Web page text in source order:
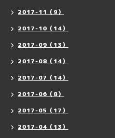
2017-11（9）
2017-10（14）
2017-09（13）
2017-08（14）
2017-07（14）
2017-06（8）
2017-05（17）
2017-04（13）